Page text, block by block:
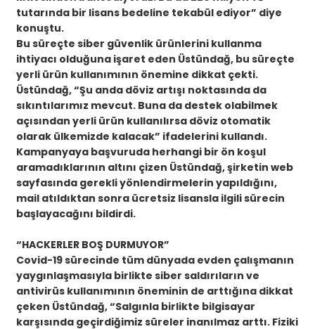
tutarında bir lisans bedeline tekabül ediyor” diye
konuştu.
Bu süreçte siber güvenlik ürünlerini kullanma
ihtiyacı olduğuna işaret eden Üstündağ, bu süreçte
yerli ürün kullanımının önemine dikkat çekti.
Üstündağ, “Şu anda döviz artışı noktasında da
sıkıntılarımız mevcut. Buna da destek olabilmek
açısından yerli ürün kullanılırsa döviz otomatik
olarak ülkemizde kalacak” ifadelerini kullandı.
Kampanyaya başvuruda herhangi bir ön koşul
aramadıklarının altını çizen Üstündağ, şirketin web
sayfasında gerekli yönlendirmelerin yapıldığını,
mail atıldıktan sonra ücretsiz lisansla ilgili sürecin
başlayacağını bildirdi.
“HACKERLER BOŞ DURMUYOR”
Covid-19 sürecinde tüm dünyada evden çalışmanın
yaygınlaşmasıyla birlikte siber saldırıların ve
antivirüs kullanımının öneminin de arttığına dikkat
çeken Üstündağ, “Salgınla birlikte bilgisayar
karşısında geçirdiğimiz süreler inanılmaz arttı. Fiziki